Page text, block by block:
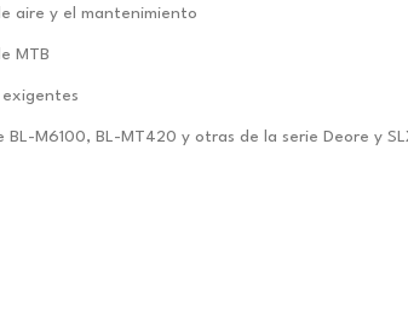
aire y el mantenimiento
MTB
M6100, BL-MT420 y otras de la serie Deore y